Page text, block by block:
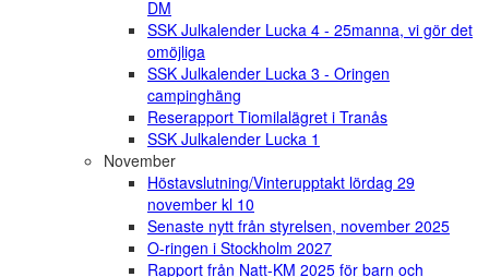
DM
SSK Julkalender Lucka 4 - 25manna, vi gör det
omöjliga
SSK Julkalender Lucka 3 - Oringen
campinghäng
Reserapport Tiomilalägret i Tranås
SSK Julkalender Lucka 1
November
Höstavslutning/Vinterupptakt lördag 29
november kl 10
Senaste nytt från styrelsen, november 2025
O-ringen i Stockholm 2027
Rapport från Natt-KM 2025 för barn och